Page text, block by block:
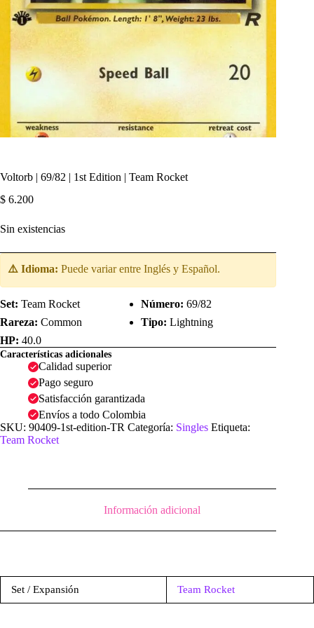
Voltorb | 69/82 | 1st Edition | Team Rocket
$ 6.200
Sin existencias
⚠️ Idioma: Puede variar entre Inglés y Español.
Set: Team Rocket Número: 69/82
Rareza: Common Tipo: Lightning
HP: 40.0
Características adicionales
Calidad superior
Pago seguro
Satisfacción garantizada
Envíos a todo Colombia
SKU: 90409-1st-edition-TR Categoría: Singles Etiqueta:
Team Rocket
Información adicional
Set / Expansión Team Rocket